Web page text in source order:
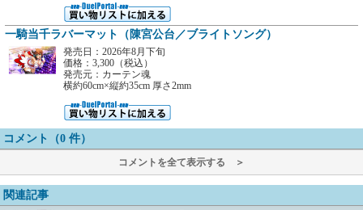
一騎当千ラバーマット（陳宮公台／ブライトソング）
発売日：2026年8月下旬
価格：3,300（税込）
発売元：カーテン魂
横約60cm×縦約35cm 厚さ2mm
コメント（0 件）
コメントを全て表示する ＞
関連記事